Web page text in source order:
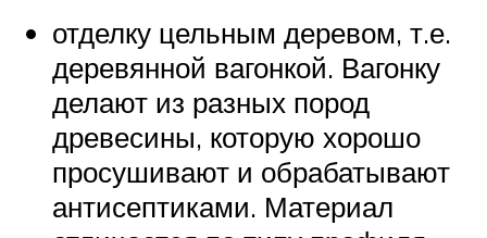
отделку цельным деревом, т.е.
деревянной вагонкой. Вагонку
делают из разных пород
древесины, которую хорошо
просушивают и обрабатывают
антисептиками. Материал